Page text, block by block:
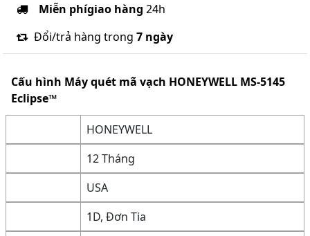
Miễn phígiao hàng 24h
Đổi/trả hàng trong 7 ngày
Cấu hình Máy quét mã vạch HONEYWELL MS-5145
Eclipse™
HONEYWELL
12 Tháng
USA
1D, Đơn Tia